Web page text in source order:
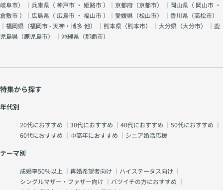
岐阜市） ｜兵庫県（神戸市 ・ 姫路市）｜京都府（京都市） ｜岡山県（ 岡山市 ・
倉敷市）｜広島県（ 広島市 ・ 福山市）｜愛媛県（松山市） ｜香川県（高松市）
｜福岡県（福岡市 - 天神・博多 他） ｜熊本県（熊本市） ｜大分県（大分市） ｜鹿
児島県（鹿児島市） ｜沖縄県（那覇市）
特集から探す
年代別
20代におすすめ ｜ 30代におすすめ ｜ 40代におすすめ ｜ 50代におすすめ ｜
60代におすすめ ｜ 中高年におすすめ ｜ シニア婚活応援
テーマ別
成婚率50％以上 ｜ 再婚希望者向け ｜ ハイステータス向け ｜
シングルマザー・ファザー向け ｜ バツイチの方におすすめ ｜